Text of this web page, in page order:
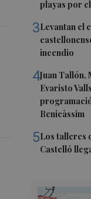
playas por
3Levantan el
incendio
4Juan Tallón,
Evaristo
Benicàssim
5Los talleres
Castelló